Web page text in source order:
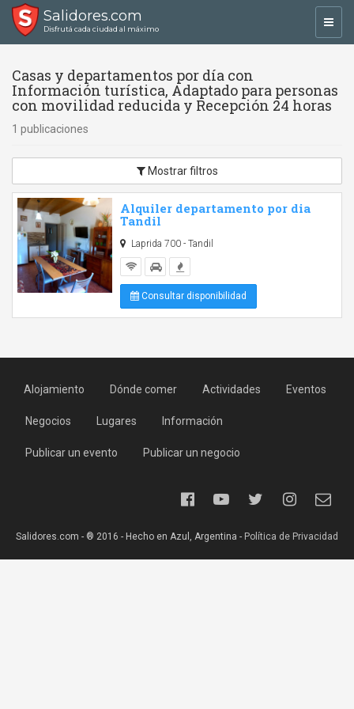
Salidores.com
Disfrutá cada ciudad al máximo
Casas y departamentos por día con
Información turística, Adaptado para personas
con movilidad reducida y Recepción 24 horas
1 publicaciones
Mostrar filtros
Alquiler departamento por dia
Tandil
Laprida 700 - Tandil
Consultar disponibilidad
Alojamiento Dónde comer Actividades Eventos
Negocios Lugares Información
Publicar un evento Publicar un negocio
Salidores.com - ® 2016 - Hecho en Azul, Argentina - Política de Privacidad